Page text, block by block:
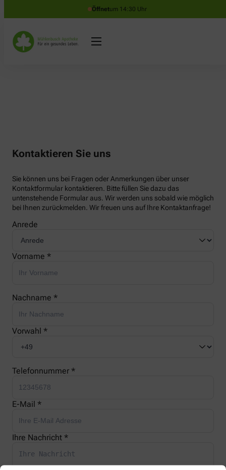
Öffnetum 14:30 Uhr
Kontaktieren Sie uns
Sie können uns bei Fragen oder Anmerkungen über unser
Kontaktformular kontaktieren. Bitte füllen Sie dazu das
untenstehende Formular aus. Wir werden uns sobald wie möglich
bei Ihnen zurückmelden. Wir freuen uns auf Ihre Kontaktanfrage!
Anrede
Vorname *
Nachname *
Vorwahl *
Telefonnummer *
E-Mail *
Ihre Nachricht *